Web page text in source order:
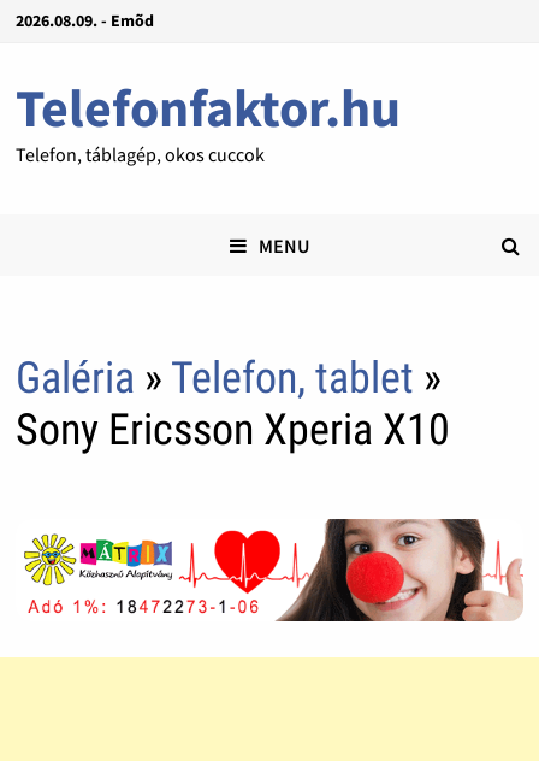
2026.08.09. - Emõd
Telefonfaktor.hu
Telefon, táblagép, okos cuccok
MENU
Galéria » Telefon, tablet »
Sony Ericsson Xperia X10